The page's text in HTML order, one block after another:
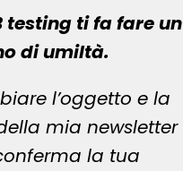
testing ti fa fare un
di umiltà.
l’oggetto e la
mia newsletter
la tua